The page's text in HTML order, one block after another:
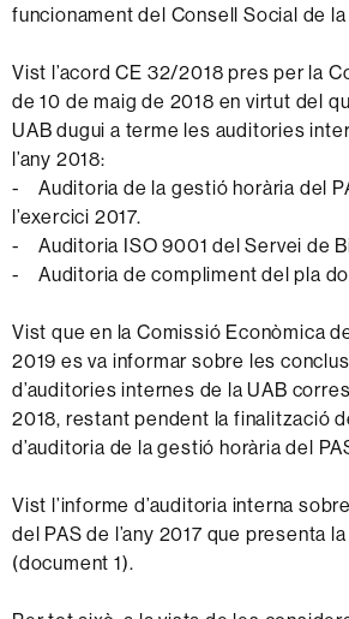
funcionament del Consell Social de la
Vist l’acord CE 32/2018 pres per la
de 10 de maig de 2018 en virtut del
UAB dugui a terme les auditories
l’any 2018:
- Auditoria de la gestió horària del
l’exercici 2017.
- Auditoria ISO 9001 del Servei de
- Auditoria de compliment del pla
Vist que en la Comissió Econòmica
2019 es va informar sobre les
d’auditories internes de la UAB
2018, restant pendent la finalització
d’auditoria de la gestió horària del
Vist l’informe d’auditoria interna
del PAS de l’any 2017 que presenta
(document 1).